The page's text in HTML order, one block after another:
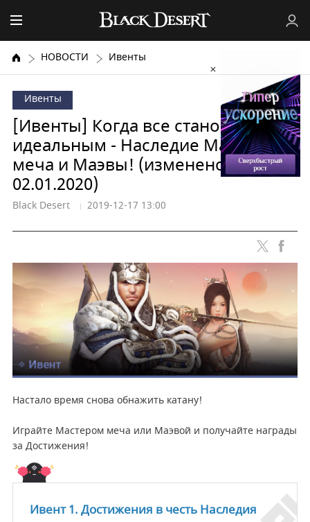
НОВОСТИ Ивенты
Ивенты
[Ивенты] Когда все становится
идеальным - Наследие Мастера
меча и Маэвы! (изменено
02.01.2020)
Black Desert 2019-12-17 13:00
Настало время снова обнажить катану!
Играйте Мастером меча или Маэвой и получайте награды
за Достижения!
Ивент 1. Достижения в честь Наследия